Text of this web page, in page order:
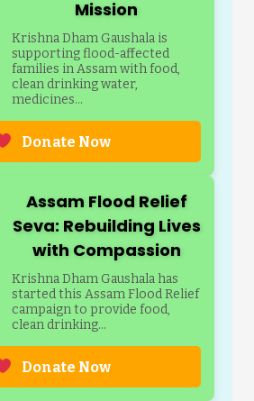
Mission
Krishna Dham Gaushala is
supporting flood-affected
families in Assam with food,
clean drinking water,
medicines...
Donate Now
Assam Flood Relief
Seva: Rebuilding Lives
with Compassion
Krishna Dham Gaushala has
started this Assam Flood Relief
campaign to provide food,
clean drinking...
Donate Now